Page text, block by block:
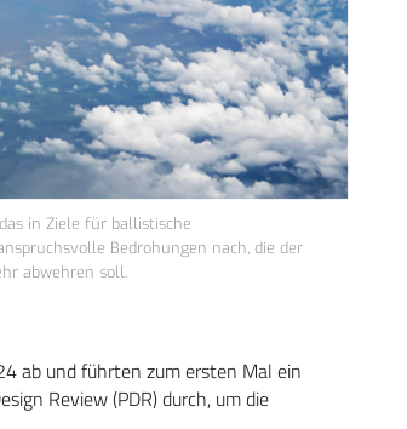
in Ziele für ballistische
Bedrohungen nach, die der
abwehren soll.
ab und führten zum ersten Mal ein
Review (PDR) durch, um die